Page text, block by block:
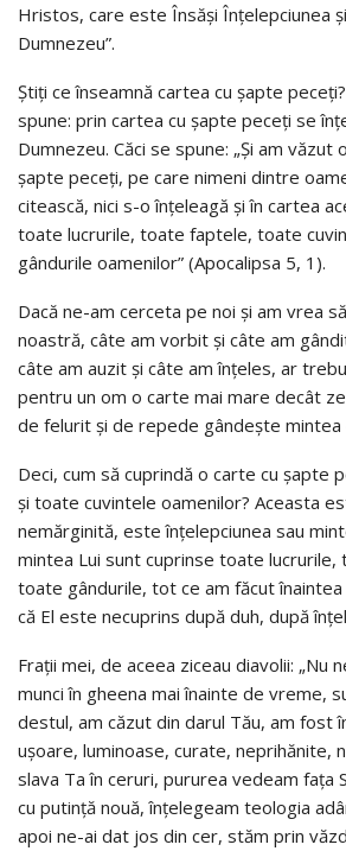
Hristos, care este Însăşi Înţelepciunea
Dumnezeu”.
Ştiţi ce înseamnă cartea cu şapte
spune: prin cartea cu şapte peceţi se
Dumnezeu. Căci se spune: „Şi am văzut
şapte peceţi, pe care nimeni dintre
citească, nici s-o înţeleagă şi în cartea
toate lucrurile, toate faptele, toate
gândurile oamenilor” (Apocalipsa 5, 1).
Dacă ne-am cerceta pe noi şi am vrea
noastră, câte am vorbit şi câte am
câte am auzit şi câte am înţeles, ar
pentru un om o carte mai mare decât
de felurit şi de repede gândeşte mintea
Deci, cum să cuprindă o carte cu şapte
şi toate cuvintele oamenilor? Aceasta
nemărginită, este înţelepciunea sau
mintea Lui sunt cuprinse toate lucrurile,
toate gândurile, tot ce am făcut
că El este necuprins după duh, după
Fraţii mei, de aceea ziceau diavolii: „Nu
munci în gheena mai înainte de vreme,
destul, am căzut din darul Tău, am fost
uşoare, luminoase, curate, neprihănite,
slava Ta în ceruri, pururea vedeam faţa
cu putinţă nouă, înţelegeam teologia
apoi ne-ai dat jos din cer, stăm prin